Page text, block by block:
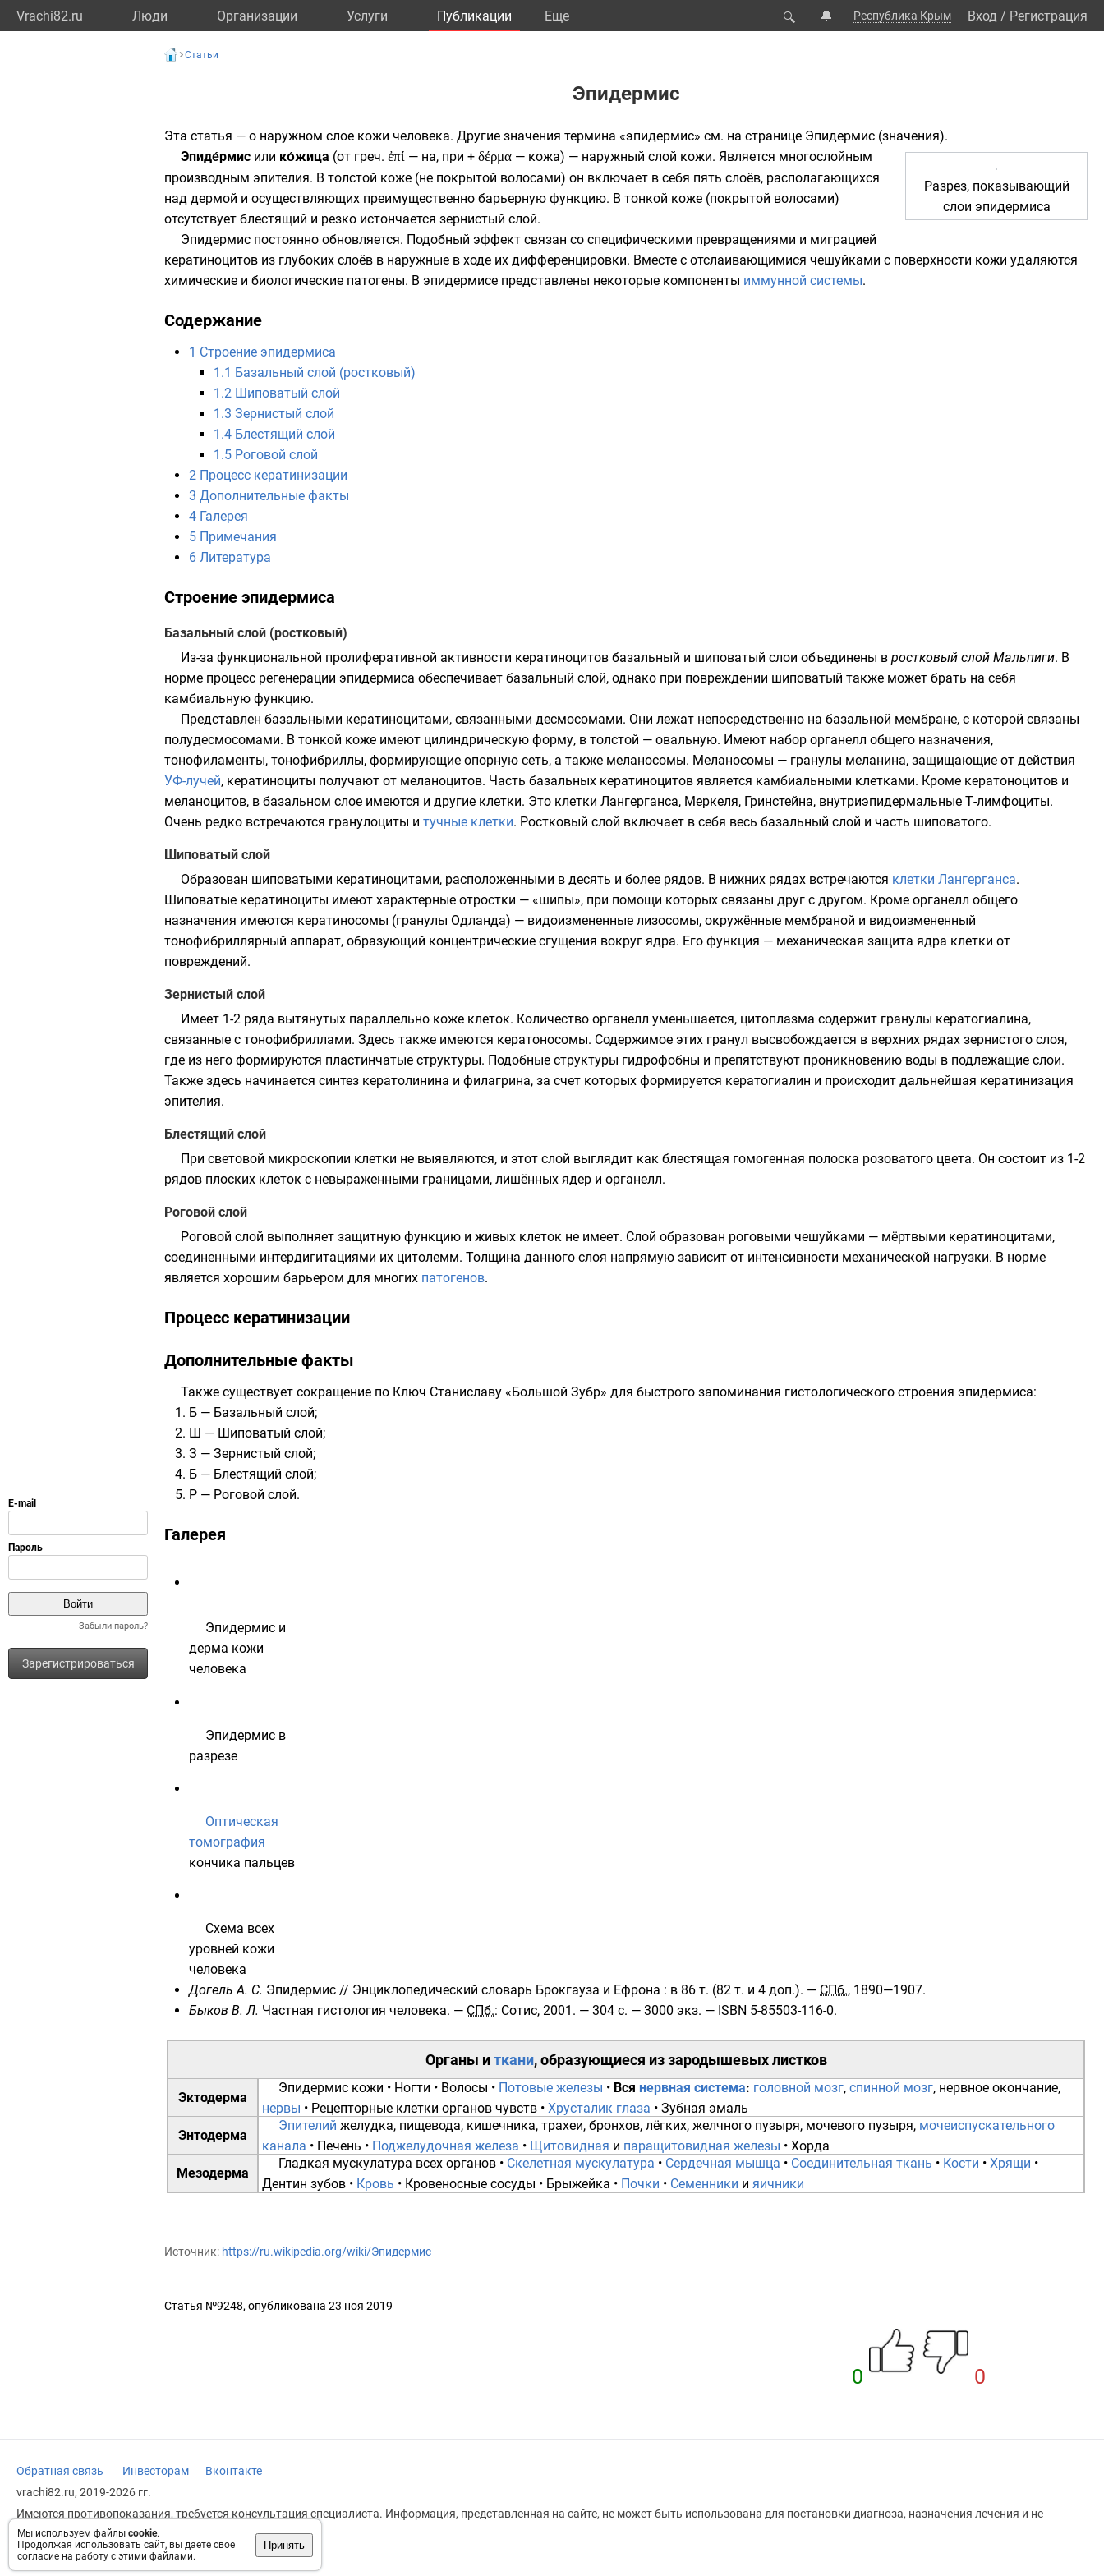
Vrachi82.ru Люди Организации Услуги Публикации Eще 🔍 🔔 Республика Крым Вход / Регистрация
Забыли пароль?
Зарегистрироваться
Мы используем файлы cookie.
Продолжая использовать сайт, вы даете свое
согласие на работу с этими файлами.
Принять
Статьи
Эпидермис
Эта статья — о наружном слое кожи человека. Другие значения термина «эпидермис» см. на странице Эпидермис (значения).
Разрез, показывающий
слои эпидермиса
Эпиде́рмис или ко́жица (от греч. ἐπί — на, при + δέρμα — кожа) — наружный слой кожи. Является многослойным
производным эпителия. В толстой коже (не покрытой волосами) он включает в себя пять слоёв, располагающихся
над дермой и осуществляющих преимущественно барьерную функцию. В тонкой коже (покрытой волосами)
отсутствует блестящий и резко истончается зернистый слой.
Эпидермис постоянно обновляется. Подобный эффект связан со специфическими превращениями и миграцией
кератиноцитов из глубоких слоёв в наружные в ходе их дифференцировки. Вместе с отслаивающимися чешуйками с поверхности кожи удаляются
химические и биологические патогены. В эпидермисе представлены некоторые компоненты иммунной системы.
Содержание
1 Строение эпидермиса
1.1 Базальный слой (ростковый)
1.2 Шиповатый слой
1.3 Зернистый слой
1.4 Блестящий слой
1.5 Роговой слой
2 Процесс кератинизации
3 Дополнительные факты
4 Галерея
5 Примечания
6 Литература
Строение эпидермиса
Базальный слой (ростковый)
Из-за функциональной пролиферативной активности кератиноцитов базальный и шиповатый слои объединены в ростковый слой Мальпиги. В
норме процесс регенерации эпидермиса обеспечивает базальный слой, однако при повреждении шиповатый также может брать на себя
камбиальную функцию.
Представлен базальными кератиноцитами, связанными десмосомами. Они лежат непосредственно на базальной мембране, с которой связаны
полудесмосомами. В тонкой коже имеют цилиндрическую форму, в толстой — овальную. Имеют набор органелл общего назначения,
тонофиламенты, тонофибриллы, формирующие опорную сеть, а также меланосомы. Меланосомы — гранулы меланина, защищающие от действия
УФ-лучей, кератиноциты получают от меланоцитов. Часть базальных кератиноцитов является камбиальными клетками. Кроме кератоноцитов и
меланоцитов, в базальном слое имеются и другие клетки. Это клетки Лангерганса, Меркеля, Гринстейна, внутриэпидермальные Т-лимфоциты.
Очень редко встречаются гранулоциты и тучные клетки. Ростковый слой включает в себя весь базальный слой и часть шиповатого.
Шиповатый слой
Образован шиповатыми кератиноцитами, расположенными в десять и более рядов. В нижних рядах встречаются клетки Лангерганса.
Шиповатые кератиноциты имеют характерные отростки — «шипы», при помощи которых связаны друг с другом. Кроме органелл общего
назначения имеются кератиносомы (гранулы Одланда) — видоизмененные лизосомы, окружённые мембраной и видоизмененный
тонофибриллярный аппарат, образующий концентрические сгущения вокруг ядра. Его функция — механическая защита ядра клетки от
повреждений.
Зернистый слой
Имеет 1-2 ряда вытянутых параллельно коже клеток. Количество органелл уменьшается, цитоплазма содержит гранулы кератогиалина,
связанные с тонофибриллами. Здесь также имеются кератоносомы. Содержимое этих гранул высвобождается в верхних рядах зернистого слоя,
где из него формируются пластинчатые структуры. Подобные структуры гидрофобны и препятствуют проникновению воды в подлежащие слои.
Также здесь начинается синтез кератолинина и филагрина, за счет которых формируется кератогиалин и происходит дальнейшая кератинизация
эпителия.
Блестящий слой
При световой микроскопии клетки не выявляются, и этот слой выглядит как блестящая гомогенная полоска розоватого цвета. Он состоит из 1-2
рядов плоских клеток с невыраженными границами, лишённых ядер и органелл.
Роговой слой
Роговой слой выполняет защитную функцию и живых клеток не имеет. Слой образован роговыми чешуйками — мёртвыми кератиноцитами,
соединенными интердигитациями их цитолемм. Толщина данного слоя напрямую зависит от интенсивности механической нагрузки. В норме
является хорошим барьером для многих патогенов.
Процесс кератинизации
Дополнительные факты
Также существует сокращение по Ключ Станиславу «Большой Зубр» для быстрого запоминания гистологического строения эпидермиса:
Б — Базальный слой;
Ш — Шиповатый слой;
З — Зернистый слой;
Б — Блестящий слой;
Р — Роговой слой.
Галерея
Эпидермис и
дерма кожи
человека
Эпидермис в
разрезе
Оптическая
томография
кончика пальцев
Схема всех
уровней кожи
человека
Догель А. С. Эпидермис // Энциклопедический словарь Брокгауза и Ефрона : в 86 т. (82 т. и 4 доп.). — СПб., 1890—1907.
Быков В. Л. Частная гистология человека. — СПб.: Сотис, 2001. — 304 с. — 3000 экз. — ISBN 5-85503-116-0.
Органы иткани, образующиеся иззародышевых листков
Эктодерма
Эпидермис кожи • Ногти • Волосы • Потовые железы • Вся нервная система: головной мозг, спинной мозг, нервное окончание,
нервы • Рецепторные клетки органов чувств • Хрусталик глаза • Зубная эмаль
Энтодерма
Эпителий желудка, пищевода, кишечника, трахеи, бронхов, лёгких, желчного пузыря, мочевого пузыря, мочеиспускательного
канала • Печень • Поджелудочная железа • Щитовидная и паращитовидная железы • Хорда
Мезодерма
Гладкая мускулатура всех органов • Скелетная мускулатура • Сердечная мышца • Соединительная ткань • Кости • Хрящи •
Дентин зубов • Кровь • Кровеносные сосуды • Брыжейка • Почки • Семенники и яичники
Источник: https://ru.wikipedia.org/wiki/Эпидермис
Статья №9248, опубликована 23 ноя 2019
0 0
Обратная связь Инвесторам
Вконтакте
vrachi82.ru, 2019-2026 гг.
Имеются противопоказания, требуется консультация специалиста. Информация, представленная на сайте, не может быть использована для постановки диагноза, назначения лечения и не
заменяет прием врача.
Возрастное ограничение: 18+